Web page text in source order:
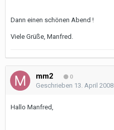
Dann einen schönen Abend !
Viele Grüße, Manfred.
mm2 0
Geschrieben 13. April 2008
Hallo Manfred,